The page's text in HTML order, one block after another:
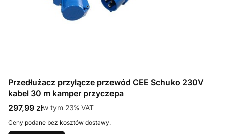
Przedłużacz przyłącze przewód CEE Schuko 230V
kabel 30 m kamper przyczepa
Cena brutto
297,99 złw tym %s VAT
w tym 23% VAT
Ceny podane bez kosztów dostawy.